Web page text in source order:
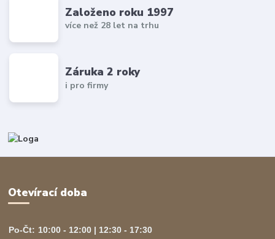
Založeno roku 1997
více než 28 let na trhu
Záruka 2 roky
i pro firmy
Otevírací doba
Po-Čt: 10:00 - 12:00 | 12:30 - 17:30